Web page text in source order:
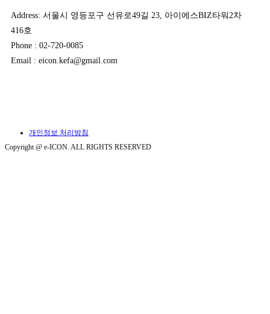
Address: 서울시 영등포구 선유로49길 23, 아이에스BIZ타워2차
416호
Phone : 02-720-0085
Email : eicon.kefa@gmail.com
개인정보 처리방침
Copyright @ e-ICON. ALL RIGHTS RESERVED